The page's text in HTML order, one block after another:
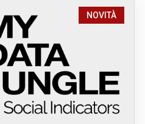
NOVITÀ